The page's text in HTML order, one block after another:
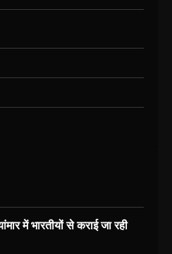
में भारतीयों से कराई जा रही